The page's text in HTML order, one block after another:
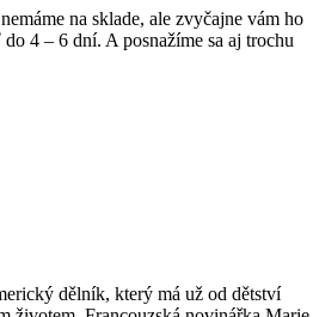
na sklade, ale zvyčajne vám ho
4 – 6 dní. A posnažíme sa aj trochu
dělník, který má už od dětství